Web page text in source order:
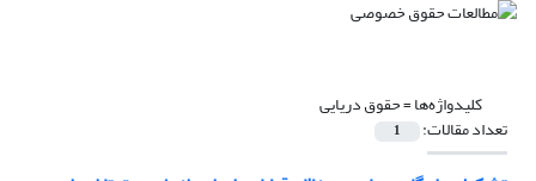
کلیدواژه‌ها =حقوق دریایی
تعداد مقالات: 1